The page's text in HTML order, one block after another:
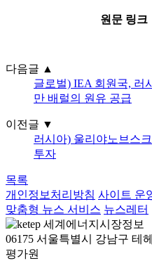
원문 링크
다음글 ▲
글로벌) IEA 회원국, 러
만 배럴의 원유 공급
이전글 ▼
러시아) 울리야노브스
투자
목록
개인정보처리방침 사이트 운
맞춤형 뉴스 서비스 뉴스레터
06175 서울특별시 강남구 테
평가원